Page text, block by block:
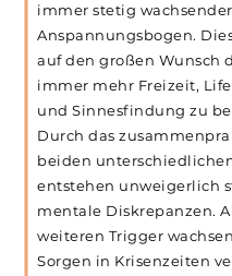
immer stetig wachsender
Anspannungsbogen.
auf den großen Wunsch
immer mehr Freizeit,
und Sinnesfindung zu
Durch das
beiden
entstehen unweigerlich
mentale Diskrepanzen.
weiteren Trigger
Sorgen in Krisenzeiten